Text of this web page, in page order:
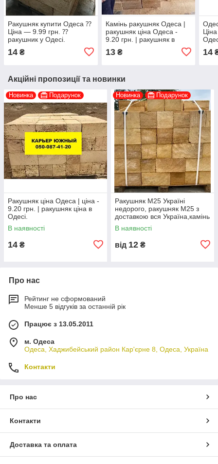
Ракушняк купити Одеса ⁇
Ціна — 9.99 грн. ⁇
ракушник у Одесі.
ОДЕССА】➥
14 ₴
Камінь ракушняк Одеса |
ракушняк ціна Одеса -
9.20 грн. | ракушняк в
13₴ 14
Акційні пропозиції та новинки
Новинка Подарунок
Ракушняк ціна Одеса | ціна -
9.20 грн. | ракушняк ціна в
Одесі.
В наявності
14 ₴
Новинка Подарунок
Ракушняк М25 Україні
недорого, ракушняк М25 з
доставкою вся Україна,камінь
ракушняк М25 виробник
В наявності
від 12 ₴
Про нас
Рейтинг не сформований
Менше 5 відгуків за останній рік
Працює з 13.05.2011
м. Одеса
Одеса, Хаджибейський район Кар'єрне 8, Одеса, Україна
Контакти
Про нас
Контакти
Доставка та оплата